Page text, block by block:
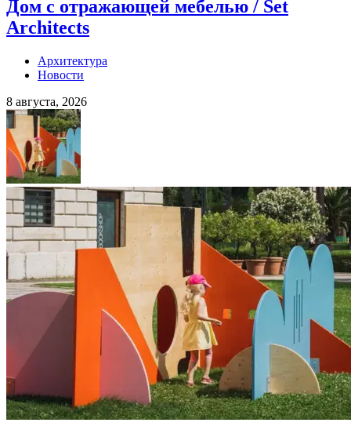
Дом с отражающей мебелью / Set
Architects
Архитектура
Новости
8 августа, 2026